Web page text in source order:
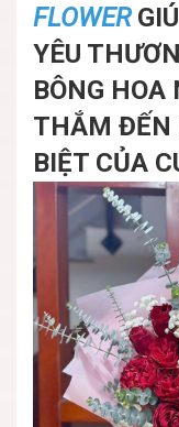
FLOWER
YÊU
BÔNG
THẮM ĐẾN
BIỆT CỦA